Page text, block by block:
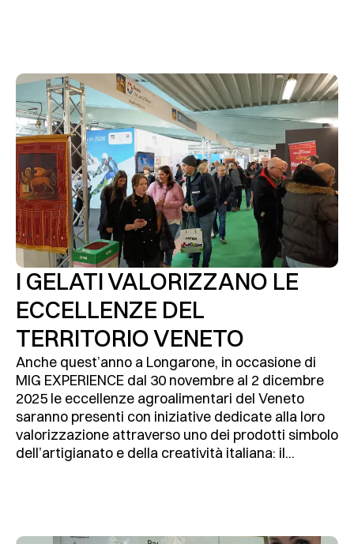
I GELATI VALORIZZANO LE
ECCELLENZE DEL
TERRITORIO VENETO
Anche quest’anno a Longarone, in occasione di
MIG EXPERIENCE dal 30 novembre al 2 dicembre
2025 le eccellenze agroalimentari del Veneto
saranno presenti con iniziative dedicate alla loro
valorizzazione attraverso uno dei prodotti simbolo
dell’artigianato e della creatività italiana: il...